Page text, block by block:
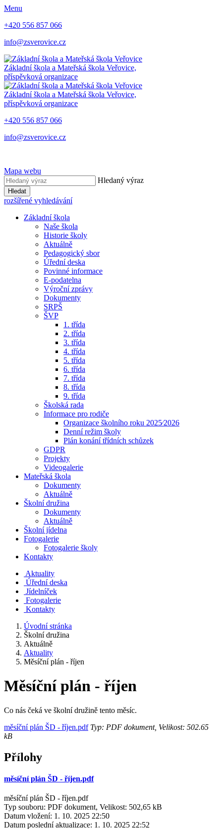
Menu
+420 556 857 066
info@zsverovice.cz
Základní škola a Mateřská škola Veřovice,
příspěvková organizace
Základní škola a Mateřská škola Veřovice,
příspěvková organizace
+420 556 857 066
info@zsverovice.cz
Mapa webu
Hledaný výraz
Hledat
rozšířené vyhledávání
Základní škola
Naše škola
Historie školy
Aktuálně
Pedagogický sbor
Úřední deska
Povinné informace
E-podatelna
Výroční zprávy
Dokumenty
SRPŠ
ŠVP
1. třída
2. třída
3. třída
4. třída
5. třída
6. třída
7. třída
8. třída
9. třída
Školská rada
Informace pro rodiče
Organizace školního roku 2025⁄2026
Denní režim školy
Plán konání třídních schůzek
GDPR
Projekty
Videogalerie
Mateřská škola
Dokumenty
Aktuálně
Školní družina
Dokumenty
Aktuálně
Školní jídelna
Fotogalerie
Fotogalerie školy
Kontakty
Aktuality
Úřední deska
Jídelníček
Fotogalerie
Kontakty
Úvodní stránka
Školní družina
Aktuálně
Aktuality
Měsíční plán - říjen
Měsíční plán - říjen
Co nás čeká ve školní družině tento měsíc.
měsíční plán ŠD - říjen.pdfTyp: PDF dokument, Velikost: 502.65
kB
Přílohy
měsíční plán ŠD - říjen.pdf
měsíční plán ŠD - říjen.pdf
Typ souboru: PDF dokument, Velikost: 502,65 kB
Datum vložení: 1. 10. 2025 22:50
Datum poslední aktualizace: 1. 10. 2025 22:52